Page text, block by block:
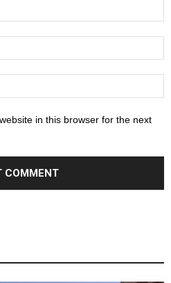
in this browser for the next